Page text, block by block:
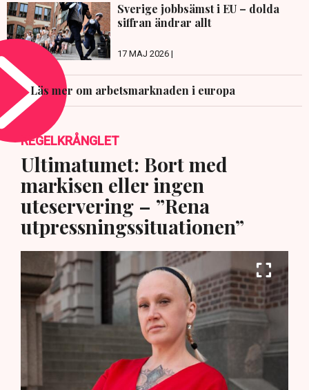
Sverige jobbsämst i EU – dolda
siffran ändrar allt
17 MAJ 2026 |
Läs mer om arbetsmarknaden i europa
REGELKRÅNGLET
Ultimatumet: Bort med
markisen eller ingen
uteservering – ”Rena
utpressningssituationen”